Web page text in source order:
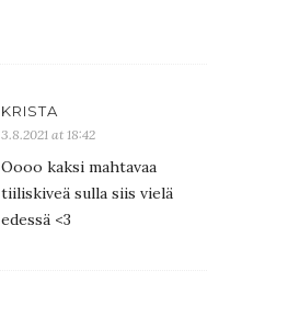
KRISTA
3.8.2021 at 18:42
Oooo kaksi mahtavaa
tiiliskiveä sulla siis vielä
edessä <3